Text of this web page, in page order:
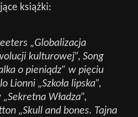
książki:
„Globalizacja
kulturowej”, Song
o pieniądz” w pięciu
Lionni „Szkoła lipska”,
Władza”,
„Skull and bones. Tajna